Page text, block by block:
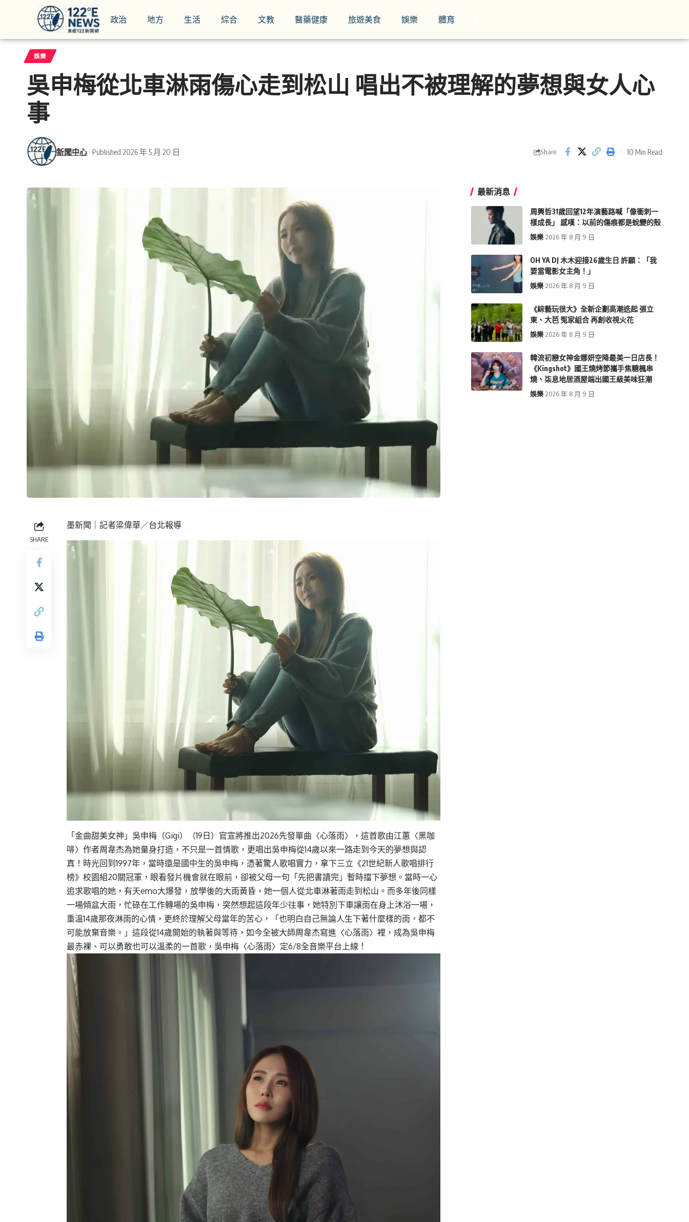
政治 地方 生活 綜合 文教 醫藥健康 旅遊美食 娛樂 體育
娛樂
吳申梅從北車淋雨傷心走到松山 唱出不被理解的夢想與女人心
事
新聞中心 Published 2026 年 5 月 20 日 Share 10 Min Read
SHARE
墨新聞 ｜記者梁偉華／台北報導
「金曲甜美女神」吳申梅（Gigi）（19日）官宣將推出2026先發單曲〈心落雨〉，這首歌由江蕙〈黑咖
啡〉作者周韋杰為她量身打造，不只是一首情歌，更唱出吳申梅從14歲以來一路走到今天的夢想與認
真！時光回到1997年，當時還是國中生的吳申梅，憑著驚人歌唱實力，拿下三立《21世紀新人歌唱排行
榜》校園組20關冠軍，眼看發片機會就在眼前，卻被父母一句「先把書讀完」暫時擋下夢想。當時一心
追求歌唱的她，有天emo大爆發，放學後的大雨黃昏，她一個人從北車淋著雨走到松山。而多年後同樣
一場傾盆大雨，忙碌在工作轉場的吳申梅，突然想起這段年少往事，她特別下車讓雨在身上沐浴一場，
重溫14歲那夜淋雨的心情，更終於理解父母當年的苦心，「也明白自己無論人生下著什麼樣的雨，都不
可能放棄音樂。」這段從14歲開始的執著與等待，如今全被大師周韋杰寫進〈心落雨〉裡，成為吳申梅
最赤裸、可以勇敢也可以溫柔的一首歌，吳申梅〈心落雨〉定6/8全音樂平台上線！
最新消息
周興哲31歲回望12年演藝路喊「像衝刺一
樣成長」 感嘆：以前的傷痕都是蛻變的殼
娛樂 2026 年 8 月 9 日
OH YA DJ 木木迎接26歲生日 許願：「我
要當電影女主角！」
娛樂 2026 年 8 月 9 日
《綜藝玩很大》全新企劃高潮迭起 張立
東、大芭 冤家組合 再創收視火花
娛樂 2026 年 8 月 9 日
韓流初戀女神金娜妍空降最美一日店長！
《Kingshot》國王燒烤節攜手焦糖楓串
燒、柒息地居酒屋端出國王級美味狂潮
娛樂 2026 年 8 月 9 日